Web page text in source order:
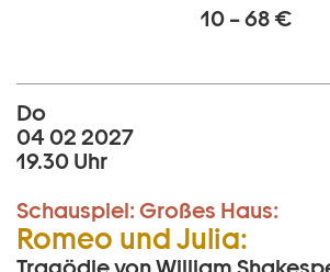
10 – 68 €
Do
04 02 2027
19.30 Uhr
Schauspiel: Großes Haus:
Romeo und Julia: